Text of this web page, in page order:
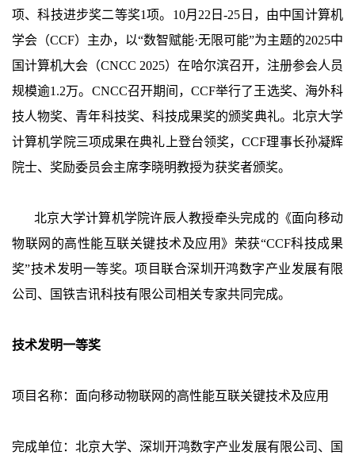
项、科技进步奖二等奖1项。 10月22日-25日，由中国计算机
学会（CCF）主办，以“数智赋能·无限可能”为主题的2025中
国计算机大会（CNCC 2025）在哈尔滨召开，注册参会人员
规模逾1.2万。CNCC召开期间，CCF举行了王选奖、海外科
技人物奖、青年科技奖、科技成果奖的颁奖典礼。北京大学
计算机学院三项成果在典礼上登台领奖，CCF理事长孙凝辉
院士、奖励委员会主席李晓明教授为获奖者颁奖。
北京大学计算机学院许辰人教授牵头完成的《面向移动
物联网的高性能互联关键技术及应用》荣获“CCF科技成果
奖”技术发明一等奖。项目联合深圳开鸿数字产业发展有限
公司、国铁吉讯科技有限公司相关专家共同完成。
技术发明一等奖
项目名称：面向移动物联网的高性能互联关键技术及应用
完成单位：北京大学、深圳开鸿数字产业发展有限公司、国